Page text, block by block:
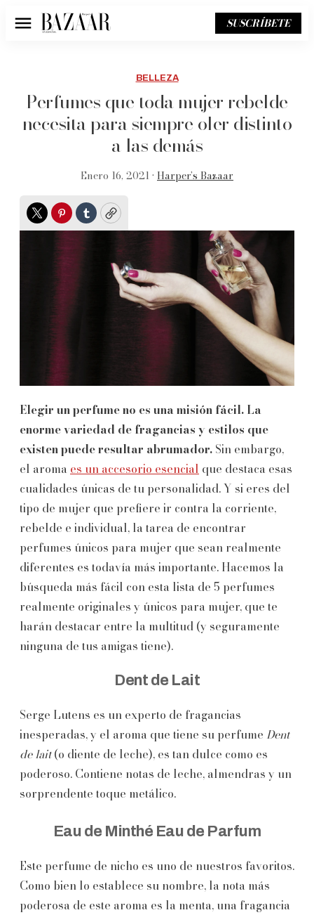
Menú SUSCRÍBETE
BELLEZA
Perfumes que toda mujer rebelde
necesita para siempre oler distinto
a las demás
Enero 16, 2021 • Harper’s Bazaar
TwitterPinterest
TumblrCopy
Elegir un perfume no es una misión fácil. La
enorme variedad de fragancias y estilos que
existen puede resultar abrumador. Sin embargo,
el aroma es un accesorio esencial que destaca esas
cualidades únicas de tu personalidad. Y si eres del
tipo de mujer que prefiere ir contra la corriente,
rebelde e individual, la tarea de encontrar
perfumes únicos para mujer que sean realmente
diferentes es todavía más importante. Hacemos la
búsqueda más fácil con esta lista de 5 perfumes
realmente originales y únicos para mujer, que te
harán destacar entre la multitud (y seguramente
ninguna de tus amigas tiene).
Dent de Lait
Serge Lutens es un experto de fragancias
inesperadas, y el aroma que tiene su perfume Dent
de lait(o diente de leche), es tan dulce como es
poderoso. Contiene notas de leche, almendras y un
sorprendente toque metálico.
Eau de Minthé Eau de Parfum
Este perfume de nicho es uno de nuestros favoritos.
Como bien lo establece su nombre, la nota más
poderosa de este aroma es la menta, una fragancia